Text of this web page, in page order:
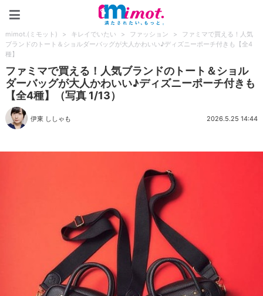
mimot.(ミモット) > キレイでいたい > ファッション >
ファミマで買える！人気
ブランドのトート＆ショルダーバッグが大人かわいい♪ディズニーポーチ付きも【全4
種】
ファミマで買える！人気ブランドのトート＆ショル
ダーバッグが大人かわいい♪ディズニーポーチ付きも
【全4種】（写真 1/13）
伊東 ししゃも 2026.5.25 14:44